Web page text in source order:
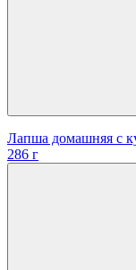
Лапша домашняя с
286 г